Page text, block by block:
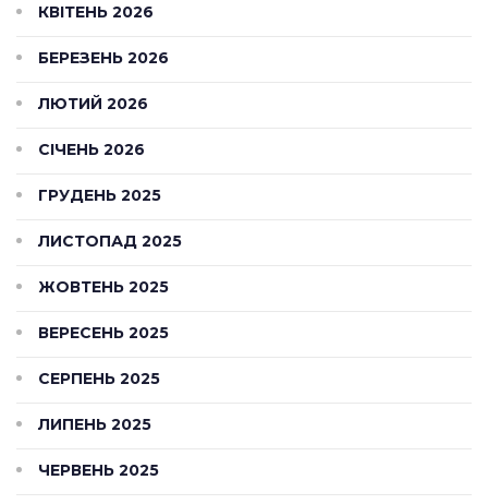
КВІТЕНЬ 2026
БЕРЕЗЕНЬ 2026
ЛЮТИЙ 2026
СІЧЕНЬ 2026
ГРУДЕНЬ 2025
ЛИСТОПАД 2025
ЖОВТЕНЬ 2025
ВЕРЕСЕНЬ 2025
СЕРПЕНЬ 2025
ЛИПЕНЬ 2025
ЧЕРВЕНЬ 2025